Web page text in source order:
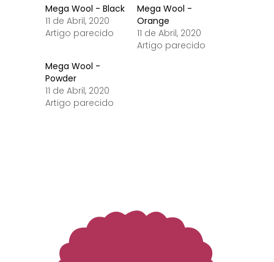
Mega Wool - Black
11 de Abril, 2020
Artigo parecido
Mega Wool -
Orange
11 de Abril, 2020
Artigo parecido
Mega Wool -
Powder
11 de Abril, 2020
Artigo parecido